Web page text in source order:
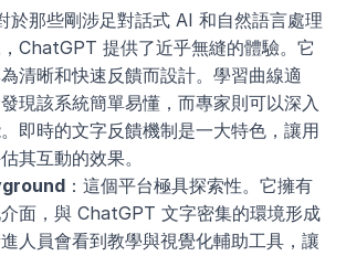
於那些剛涉足對話式 AI 和自然語言處理
ChatGPT 提供了近乎無縫的體驗。它
清晰和快速反饋而設計。學習曲線適
現該系統簡單易懂，而專家則可以深入
即時的文字反饋機制是一大特色，讓用
其互動的效果。
：這個平台極具探索性。它擁有
面，與 ChatGPT 文字密集的環境形成
人員會看到教學與視覺化輔助工具，讓